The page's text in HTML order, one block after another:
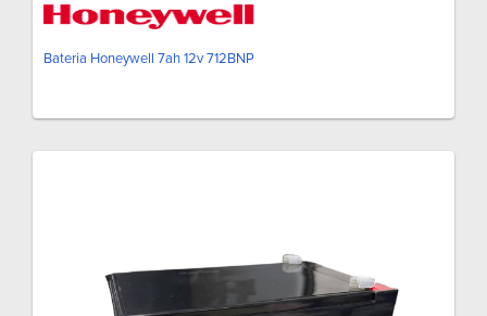
Bateria Honeywell 7ah 12v 712BNP